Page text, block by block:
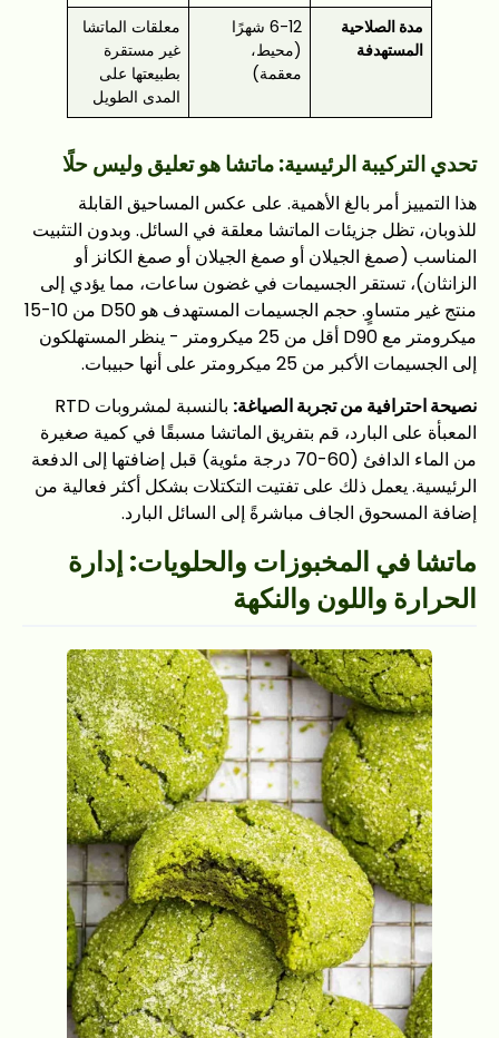
مدة الصلاحية
المستهدفة
6-12 شهرًا
(محيط،
معقمة)
معلقات الماتشا
غير مستقرة
بطبيعتها على
المدى الطويل
تحدي التركيبة الرئيسية: ماتشا هو تعليق وليس حلًا
هذا التمييز أمر بالغ الأهمية. على عكس المساحيق القابلة
للذوبان، تظل جزيئات الماتشا معلقة في السائل. وبدون التثبيت
المناسب (صمغ الجيلان أو صمغ الجيلان أو صمغ الكانز أو
الزانثان)، تستقر الجسيمات في غضون ساعات، مما يؤدي إلى
منتج غير متساوٍ. حجم الجسيمات المستهدف هو D50 من 10-15
ميكرومتر مع D90 أقل من 25 ميكرومتر - ينظر المستهلكون
إلى الجسيمات الأكبر من 25 ميكرومتر على أنها حبيبات.
نصيحة احترافية من تجربة الصياغة:
بالنسبة لمشروبات RTD
المعبأة على البارد، قم بتفريق الماتشا مسبقًا في كمية صغيرة
من الماء الدافئ (60-70 درجة مئوية) قبل إضافتها إلى الدفعة
الرئيسية. يعمل ذلك على تفتيت التكتلات بشكل أكثر فعالية من
إضافة المسحوق الجاف مباشرةً إلى السائل البارد.
ماتشا في المخبوزات والحلويات: إدارة
الحرارة واللون والنكهة